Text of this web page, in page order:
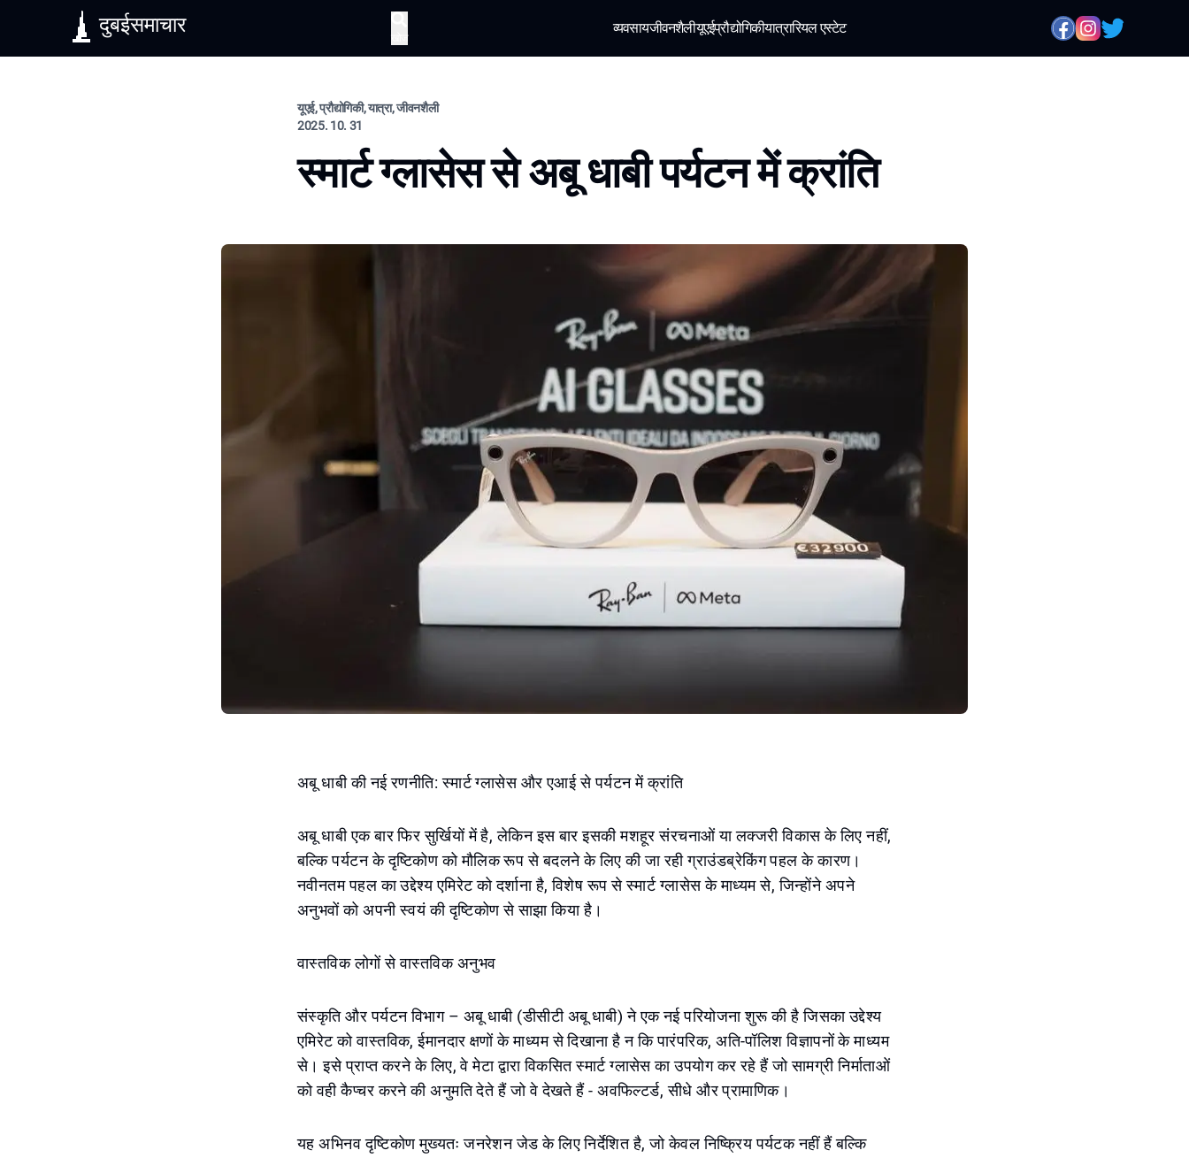
दुबईसमाचार व्यवसायजीवनशैलीयूएईप्रौद्योगिकीयात्रारियल एस्टेट
यूएई, प्रौद्योगिकी, यात्रा, जीवनशैली
2025. 10. 31
स्मार्ट ग्लासेस से अबू धाबी पर्यटन में क्रांति
अबू धाबी की नई रणनीति: स्मार्ट ग्लासेस और एआई से पर्यटन में क्रांति
अबू धाबी एक बार फिर सुर्खियों में है, लेकिन इस बार इसकी मशहूर संरचनाओं या लक्जरी विकास के लिए नहीं,
बल्कि पर्यटन के दृष्टिकोण को मौलिक रूप से बदलने के लिए की जा रही ग्राउंडब्रेकिंग पहल के कारण।
नवीनतम पहल का उद्देश्य एमिरेट को दर्शाना है, विशेष रूप से स्मार्ट ग्लासेस के माध्यम से, जिन्होंने अपने
अनुभवों को अपनी स्वयं की दृष्टिकोण से साझा किया है।
वास्तविक लोगों से वास्तविक अनुभव
संस्कृति और पर्यटन विभाग – अबू धाबी (डीसीटी अबू धाबी) ने एक नई परियोजना शुरू की है जिसका उद्देश्य
एमिरेट को वास्तविक, ईमानदार क्षणों के माध्यम से दिखाना है न कि पारंपरिक, अति-पॉलिश विज्ञापनों के माध्यम
से। इसे प्राप्त करने के लिए, वे मेटा द्वारा विकसित स्मार्ट ग्लासेस का उपयोग कर रहे हैं जो सामग्री निर्माताओं
को वही कैप्चर करने की अनुमति देते हैं जो वे देखते हैं - अवफिल्टर्ड, सीधे और प्रामाणिक।
यह अभिनव दृष्टिकोण मुख्यतः जनरेशन जेड के लिए निर्देशित है, जो केवल निष्क्रिय पर्यटक नहीं हैं बल्कि